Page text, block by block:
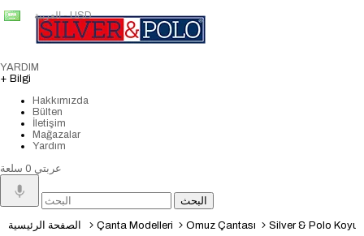
YARDIM
+ Bilgi
Hakkımızda
Bülten
İletişim
Mağazalar
Yardım
العربية - USD
عربتي 0 سلعة
Çanta Modelleri Omuz Çantası Silver & Polo Koyu